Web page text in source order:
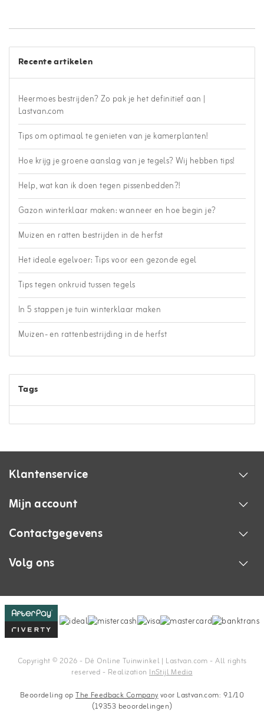
Recente artikelen
Heermoes bestrijden? Zo pak je het definitief aan |
Lastvan.com
Tips om optimaal te genieten van je kamerplanten!
Hoe krijg je groene aanslag van je tegels? Wij hebben tips!
Help, wat kan ik doen tegen pissenbedden?!
Gazon winterklaar maken: wanneer en hoe begin je?
Muizen en ratten bestrijden in de herfst
Het ideale egelvoer: Tips voor een gezonde egel
Tips tegen onkruid tussen tegels
In 5 stappen je tuin winterklaar maken
Muizen- en rattenbestrijding in de herfst
Tags
Klantenservice
Mijn account
Contactgegevens
Volg ons
Copyright © 2026 - Dé Online Tuinwinkel | Lastvan.com‎ - All rights
reserved - RealizationInStijl Media
Beoordeling opThe Feedback Companyvoor Lastvan.com: 9.1/10
(19353 beoordelingen)